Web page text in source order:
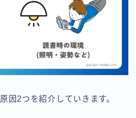
因2つを紹介していきます。